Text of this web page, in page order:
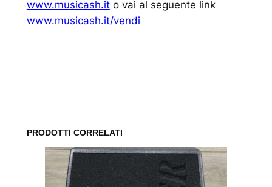
www.musicash.ito vai al seguente link
www.musicash.it/vendi
PRODOTTI CORRELATI